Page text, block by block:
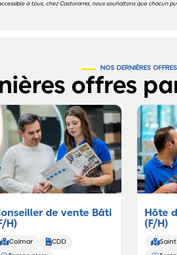
à tous, chez Castorama, nous souhaitons que chacun
NOS DERNIÈRES OFFRES
offres
de vente Bâti
H)
Colmar CDD
Hôte
(F/H)
